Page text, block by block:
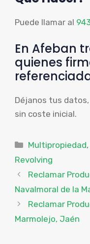
Puede llamar al
En Afeban
quienes
Déjanos tus
sin coste inicial.
Categorías
Multipropiedad,
Revolving
Reclamar
Navalmoral de la
Reclamar
Marmolejo, Jaén